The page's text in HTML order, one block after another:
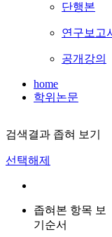
단행본
연구보고
공개강의
home
학위논문
검색결과 좁혀 보기
선택해제
좁혀본 항목 보
기순서